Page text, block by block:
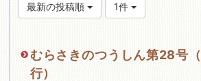
最新の投稿順 1件
むらさきのつうしん第28号
行）